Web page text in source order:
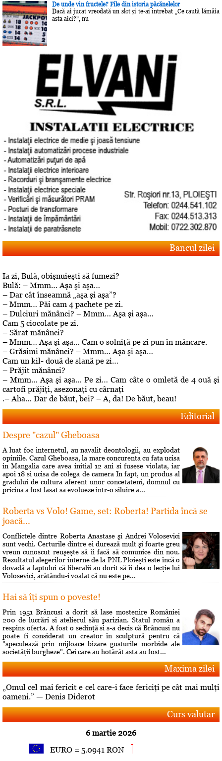
De unde vin fructele? File din istoria păcănelelor
Dacă ai jucat vreodată un slot și te-ai întrebat „Ce caută lămâia
asta aici?”, nu
Bancul zilei
Ia zi, Bulă, obişnuieşti să fumezi?
Bulă: – Mmm… Aşa şi aşa…
– Dar cât înseamnă „aşa şi aşa”?
– Mmm… Păi cam 4 pachete pe zi.
– Dulciuri mănânci? – Mmm… Aşa şi aşa…
Cam 5 ciocolate pe zi.
– Sărat mănânci?
– Mmm… Aşa şi aşa… Cam o solniţă pe zi pun în mâncare.
– Grăsimi mănânci? – Mmm… Aşa şi aşa…
Cam un kil- două de slană pe zi…
– Prăjit mănânci?
– Mmm… Aşa şi aşa… Pe zi… Cam câte o omletă de 4 ouă şi
cartofi prăjiţi, asezonaţi cu cârnaţi
.– Aha… Dar de băut, bei? – A, da! De băut, beau!
Editorial
Despre "cazul" Gheboasa
A luat foc internetul, au navalit deontologii, au explodat
opiniile. Cazul Gheboasa, la mare concurenta cu fata ucisa
in Mangalia care avea initial 12 ani si fusese violata, iar
apoi 18 si ucisa de colega de camera In fapt, un produs al
gradului de cultura aferent unor concetateni, domnul cu
pricina a fost lasat sa evolueze intr-o siluire a...
Roberta vs Volo! Game, set: Roberta! Partida încă se
joacă...
Conflictele dintre Roberta Anastase şi Andrei Volosevici
sunt vechi. Certurile dintre ei durează mult şi foarte greu
vreun cunoscut reuşeşte să îi facă să comunice din nou.
Rezultatul alegerilor interne de la PNL Ploieşti este încă o
dovadă a faptului că liberalii au dorit să îi dea o lecţie lui
Volosevici, arâtându-i voalat că nu este pe...
Hai să îţi spun o poveste!
Prin 1951 Brâncusi a dorit să lase mostenire României
200 de lucrări si atelierul său parizian. Statul român a
respins oferta. A fost o sedinţă si s-a decis că Brâncusi nu
poate fi considerat un creator în sculptură pentru că
"speculează prin mijloace bizare gusturile morbide ale
societăţii burgheze". Cei care au hotărât asta au fost...
Maxima zilei
„Omul cel mai fericit e cel care-i face fericiţi pe cât mai mulţi
oameni.” — Denis Diderot
Curs valutar
6 martie 2026
EURO = 5.0941 RON